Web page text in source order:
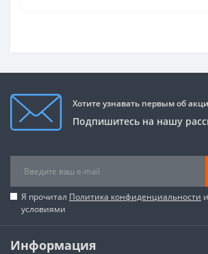
Хотите узнавать первым об
Подпишитесь на нашу
Я прочитал Политика конфиденциальности
условиями
Информация